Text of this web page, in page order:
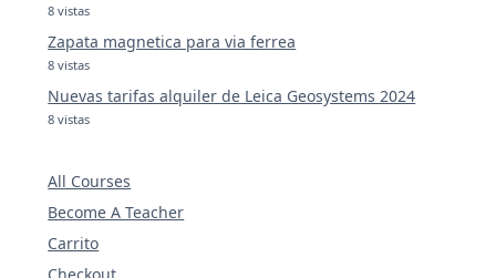
8 vistas
Zapata magnetica para via ferrea
8 vistas
Nuevas tarifas alquiler de Leica Geosystems 2024
8 vistas
All Courses
Become A Teacher
Carrito